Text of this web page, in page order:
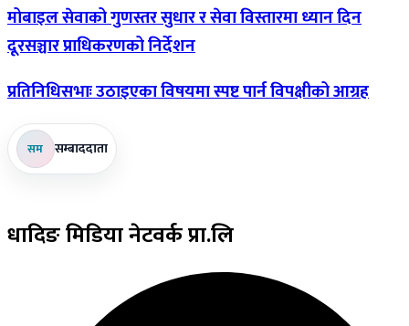
मोबाइलसेवाको गुणस्तर सुधार र सेवा विस्तारमा ध्यान दिन
दूरसञ्चार प्राधिकरणको निर्देशन
प्रतिनिधिसभाःउठाइएका विषयमा स्पष्ट पार्न विपक्षीको आग्रह
सम सम्बाददाता
धादिङमिडिया नेटवर्क प्रा.लि